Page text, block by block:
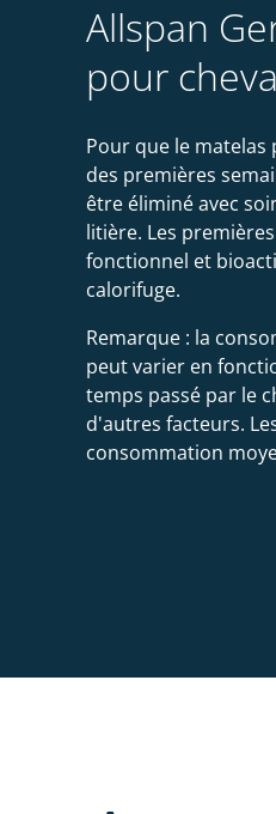
Allspan
pour
Pour que le matelas
des premières
être éliminé avec
litière. Les
fonctionnel et
calorifuge.
Remarque : la
peut varier en
temps passé par le
d'autres facteurs.
consommation